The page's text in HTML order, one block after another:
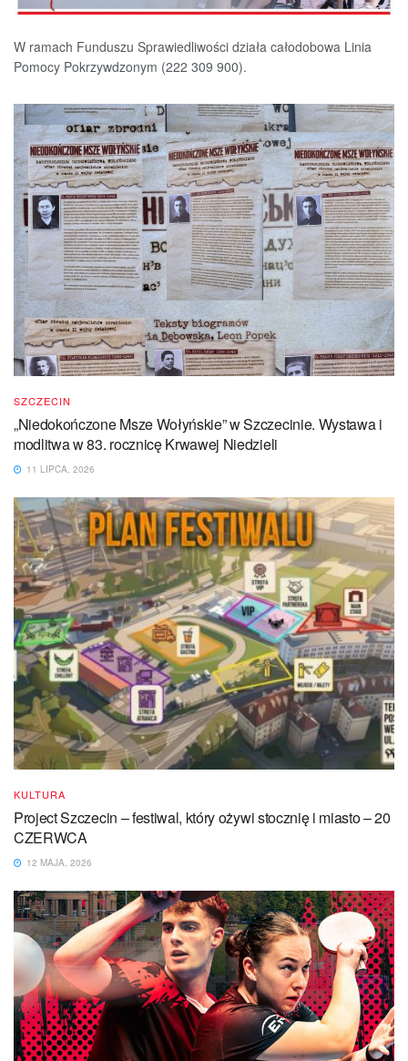
W ramach Funduszu Sprawiedliwości działa całodobowa Linia
Pomocy Pokrzywdzonym (222 309 900).
SZCZECIN
„Niedokończone Msze Wołyńskie” w Szczecinie. Wystawa i
modlitwa w 83. rocznicę Krwawej Niedzieli
11 LIPCA, 2026
KULTURA
Project Szczecin – festiwal, który ożywi stocznię i miasto – 20
CZERWCA
12 MAJA, 2026